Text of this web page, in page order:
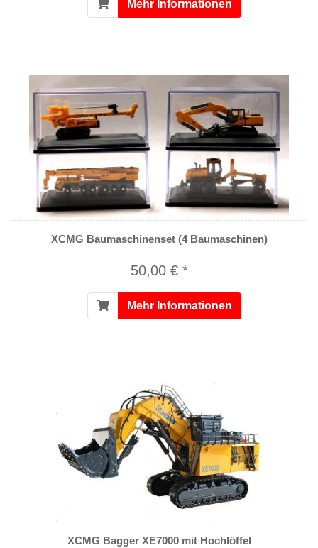
Mehr Informationen
XCMG Baumaschinenset (4 Baumaschinen)
50,00 € *
Mehr Informationen
XCMG Bagger XE7000 mit Hochlöffel